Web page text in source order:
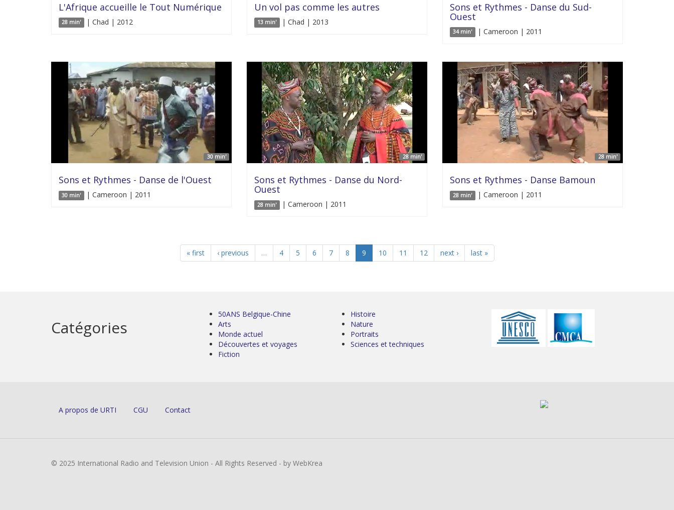
L'Afrique accueille le Tout Numérique
28 min' | Chad | 2012
Un vol pas comme les autres
13 min' | Chad | 2013
Sons et Rythmes - Danse du Sud-
Ouest
34 min' | Cameroon | 2011
30 min'
Sons et Rythmes - Danse de l'Ouest
30 min' | Cameroon | 2011
28 min'
Sons et Rythmes - Danse du Nord-
Ouest
28 min' | Cameroon | 2011
28 min'
Sons et Rythmes - Danse Bamoun
28 min' | Cameroon | 2011
« first ‹ previous … 4 5 6 7 8 9 10 11 12 next › last »
Catégories
50ANS Belgique-Chine
Arts
Monde actuel
Découvertes et voyages
Fiction
Histoire
Nature
Portraits
Sciences et techniques
A propos de URTI CGU Contact
© 2025 International Radio and Television Union - All Rights Reserved - by WebKrea